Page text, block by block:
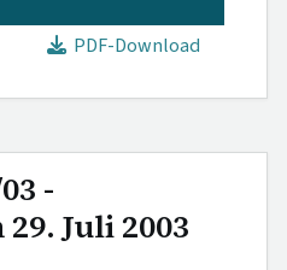
PDF-Download
-
Juli 2003